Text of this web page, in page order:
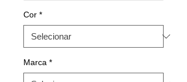
Cor *
Marca *